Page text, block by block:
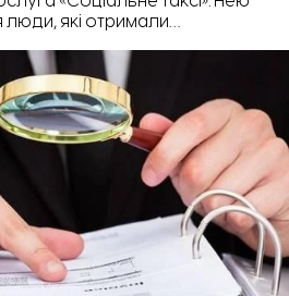
які отримали